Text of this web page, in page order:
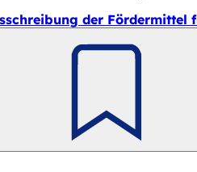
der Fördermittel